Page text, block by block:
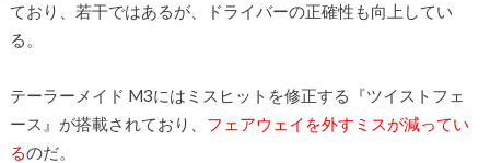
ており、若干ではあるが、ドライバーの正確性も向上してい
る。
テーラーメイド M3にはミスヒットを修正する『ツイストフェ
ース』が搭載されており、 フェアウェイを外すミスが減ってい
るのだ。